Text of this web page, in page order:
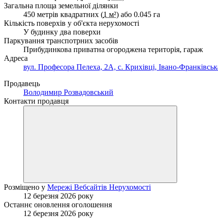
Загальна площа земельної ділянки
450 метрів квадратних (1 м²) або 0.045 га
Кількість поверхів у об'єкта нерухомості
У будинку два поверхи
Паркування транспотрних засобів
Прибудинкова приватна огороджена територія, гараж
Адреса
вул. Професора Пелеха, 2А, с. Крихівці, Івано-
Продавець
Володимир Розвадовський
Контакти продавця
Розміщено у Мережі Вебсайтів Нерухомості
12 березня 2026 року
Останнє оновлення оголошення
12 березня 2026 року